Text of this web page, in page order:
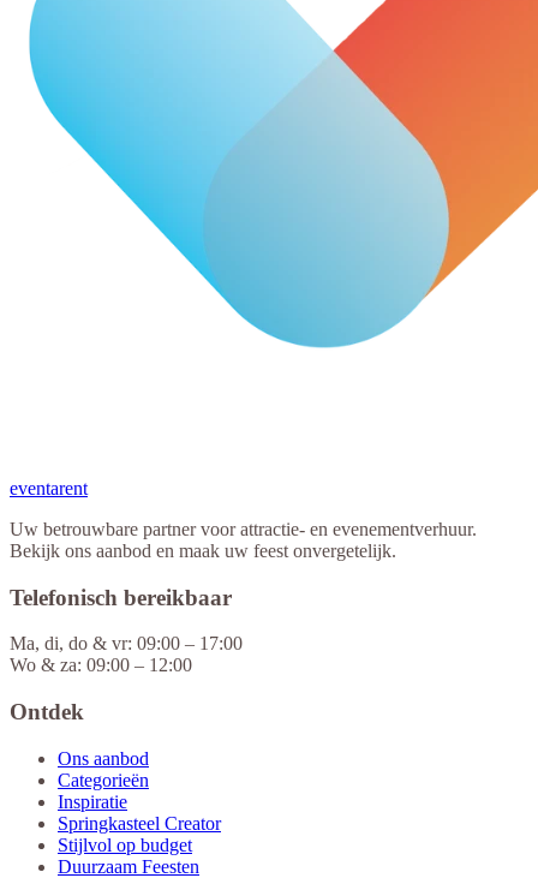
eventarent
Uw betrouwbare partner voor attractie- en evenementverhuur.
Bekijk ons aanbod en maak uw feest onvergetelijk.
Telefonisch bereikbaar
Ma, di, do & vr: 09:00 – 17:00
Wo & za: 09:00 – 12:00
Ontdek
Ons aanbod
Categorieën
Inspiratie
Springkasteel Creator
Stijlvol op budget
Duurzaam Feesten